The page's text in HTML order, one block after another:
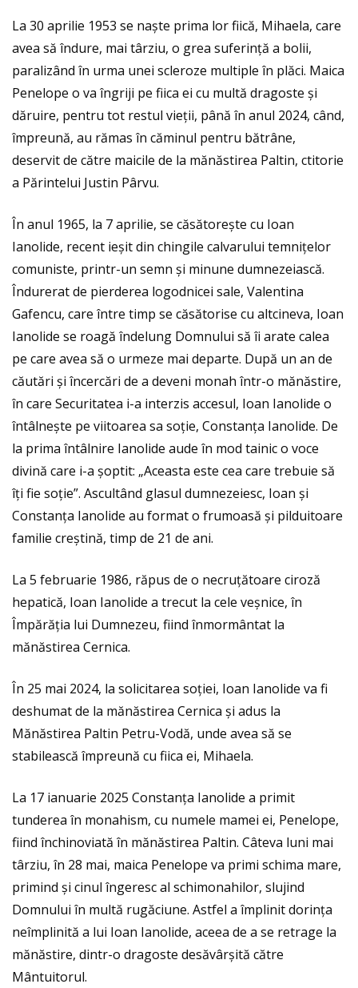
La 30 aprilie 1953 se naște prima lor fiică, Mihaela, care
avea să îndure, mai târziu, o grea suferință a bolii,
paralizând în urma unei scleroze multiple în plăci. Maica
Penelope o va îngriji pe fiica ei cu multă dragoste și
dăruire, pentru tot restul vieții, până în anul 2024, când,
împreună, au rămas în căminul pentru bătrâne,
deservit de către maicile de la mănăstirea Paltin, ctitorie
a Părintelui Justin Pârvu.
În anul 1965, la 7 aprilie, se căsătorește cu Ioan
Ianolide, recent ieșit din chingile calvarului temnițelor
comuniste, printr-un semn și minune dumnezeiască.
Îndurerat de pierderea logodnicei sale, Valentina
Gafencu, care între timp se căsătorise cu altcineva, Ioan
Ianolide se roagă îndelung Domnului să îi arate calea
pe care avea să o urmeze mai departe. După un an de
căutări și încercări de a deveni monah într-o mănăstire,
în care Securitatea i-a interzis accesul, Ioan Ianolide o
întâlnește pe viitoarea sa soție, Constanța Ianolide. De
la prima întâlnire Ianolide aude în mod tainic o voce
divină care i-a șoptit: „Aceasta este cea care trebuie să
îți fie soție”. Ascultând glasul dumnezeiesc, Ioan și
Constanța Ianolide au format o frumoasă și pilduitoare
familie creștină, timp de 21 de ani.
La 5 februarie 1986, răpus de o necruțătoare ciroză
hepatică, Ioan Ianolide a trecut la cele veșnice, în
Împărăția lui Dumnezeu, fiind înmormântat la
mănăstirea Cernica.
În 25 mai 2024, la solicitarea soției, Ioan Ianolide va fi
deshumat de la mănăstirea Cernica și adus la
Mănăstirea Paltin Petru-Vodă, unde avea să se
stabilească împreună cu fiica ei, Mihaela.
La 17 ianuarie 2025 Constanța Ianolide a primit
tunderea în monahism, cu numele mamei ei, Penelope,
fiind închinoviată în mănăstirea Paltin. Câteva luni mai
târziu, în 28 mai, maica Penelope va primi schima mare,
primind și cinul îngeresc al schimonahilor, slujind
Domnului în multă rugăciune. Astfel a împlinit dorința
neîmplinită a lui Ioan Ianolide, aceea de a se retrage la
mănăstire, dintr-o dragoste desăvârșită către
Mântuitorul.